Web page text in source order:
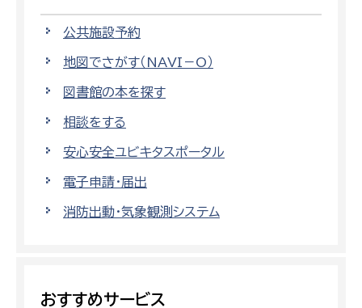
公共施設予約
地図でさがす（NAVI－O）
図書館の本を探す
相談をする
安心安全ユビキタスポータル
電子申請・届出
消防出動・気象観測システム
おすすめサービス